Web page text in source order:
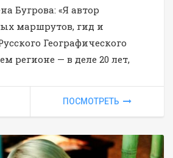
Бугрова: «Я автор
маршрутов, гид и
Географического
регионе — в деле 20 лет,
ПОСМОТРЕТЬ